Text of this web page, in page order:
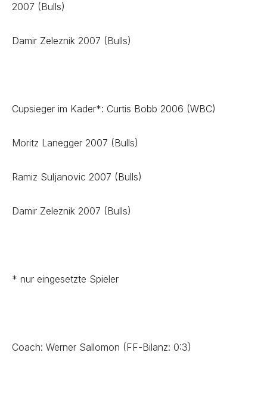
2007 (Bulls)
Damir Zeleznik 2007 (Bulls)
Cupsieger im Kader*: Curtis Bobb 2006 (WBC)
Moritz Lanegger 2007 (Bulls)
Ramiz Suljanovic 2007 (Bulls)
Damir Zeleznik 2007 (Bulls)
* nur eingesetzte Spieler
Coach: Werner Sallomon (FF-Bilanz: 0:3)